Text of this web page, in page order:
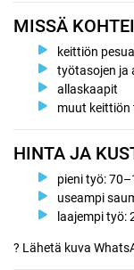
MISSÄ
keittiön
työtasojen ja
allaskaapit
muut
HINTA JA
pieni työ:
useampi
laajempi työ:
? Lähetä kuva